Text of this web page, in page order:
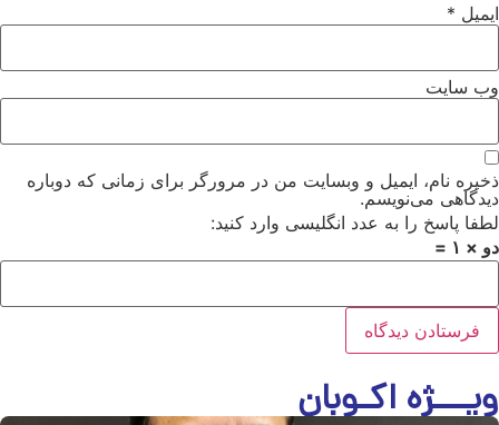
*
سایت
نام، ایمیل و وبسایت من در مرورگر برای زمانی که دوباره
می‌نویسم.
پاسخ را به عدد انگلیسی وارد کنید:
۱ =
اکـوبان